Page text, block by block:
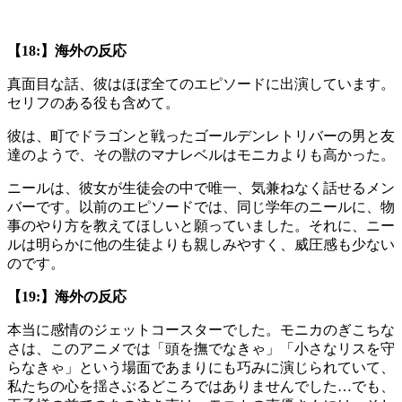
【18:】海外の反応
真面目な話、彼はほぼ全てのエピソードに出演しています。
セリフのある役も含めて。
彼は、町でドラゴンと戦ったゴールデンレトリバーの男と友
達のようで、その獣のマナレベルはモニカよりも高かった。
ニールは、彼女が生徒会の中で唯一、気兼ねなく話せるメン
バーです。以前のエピソードでは、同じ学年のニールに、物
事のやり方を教えてほしいと願っていました。それに、ニー
ルは明らかに他の生徒よりも親しみやすく、威圧感も少ない
のです。
【19:】海外の反応
本当に感情のジェットコースターでした。モニカのぎこちな
さは、このアニメでは「頭を撫でなきゃ」「小さなリスを守
らなきゃ」という場面であまりにも巧みに演じられていて、
私たちの心を揺さぶるどころではありませんでした…でも、